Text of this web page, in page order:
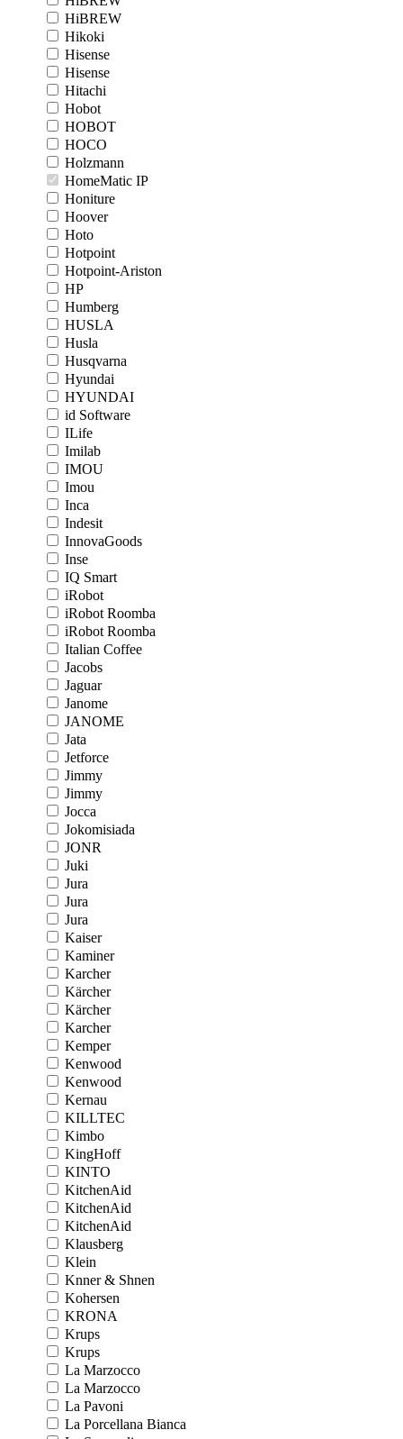
HiBREW
Hikoki
Hisense
Hisense
Hitachi
Hobot
HOBOT
HOCO
Holzmann
HomeMatic IP
Honiture
Hoover
Hoto
Hotpoint
Hotpoint-Ariston
HP
Humberg
HUSLA
Husla
Husqvarna
Hyundai
HYUNDAI
id Software
ILife
Imilab
IMOU
Imou
Inca
Indesit
InnovaGoods
Inse
IQ Smart
iRobot
iRobot Roomba
iRobot Roomba
Italian Coffee
Jacobs
Jaguar
Janome
JANOME
Jata
Jetforce
Jimmy
Jimmy
Jocca
Jokomisiada
JONR
Juki
Jura
Jura
Jura
Kaiser
Kaminer
Karcher
Kärcher
Kärcher
Karcher
Kemper
Kenwood
Kenwood
Kernau
KILLTEC
Kimbo
KingHoff
KINTO
KitchenAid
KitchenAid
KitchenAid
Klausberg
Klein
Knner & Shnen
Kohersen
KRONA
Krups
Krups
La Marzocco
La Marzocco
La Pavoni
La Porcellana Bianca